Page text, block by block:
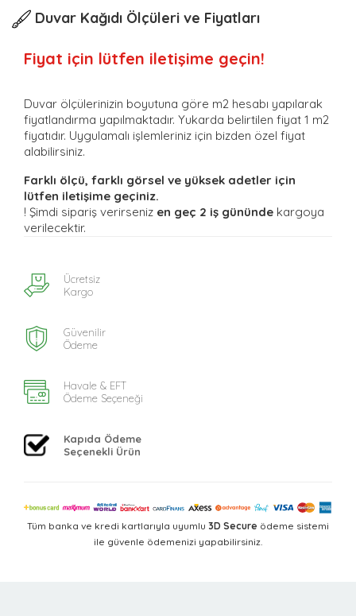
Duvar Kağıdı Ölçüleri ve Fiyatları
Fiyat için lütfen iletişime geçin!
Duvar ölçülerinizin boyutuna göre m2 hesabı yapılarak
fiyatlandırma yapılmaktadır. Yukarda belirtilen fiyat 1 m2
fiyatıdır. Uygulamalı işlemleriniz için bizden özel fiyat
alabilirsiniz.
Farklı ölçü, farklı görsel ve yüksek adetler için
lütfen iletişime geçiniz.
! Şimdi sipariş verirseniz en geç 2 iş gününde kargoya
verilecektir.
Ücretsiz
Kargo
Güvenilir
Ödeme
Havale & EFT
Ödeme Seçeneği
Kapıda Ödeme
Seçenekli Ürün
Tüm banka ve kredi kartlarıyla uyumlu 3D Secure ödeme sistemi
ile güvenle ödemenizi yapabilirsiniz.